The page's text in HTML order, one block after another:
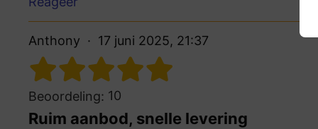
Anthony 17 juni 2025, 21:37
Beoordeling: 10
Ruim aanbod, snelle levering